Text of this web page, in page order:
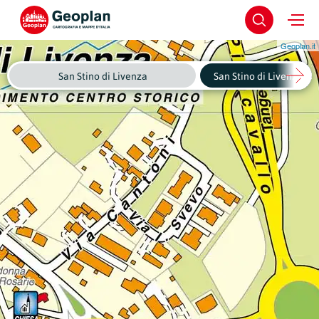
Geoplan.it
San Stino di Livenza San Stino di Livenza -